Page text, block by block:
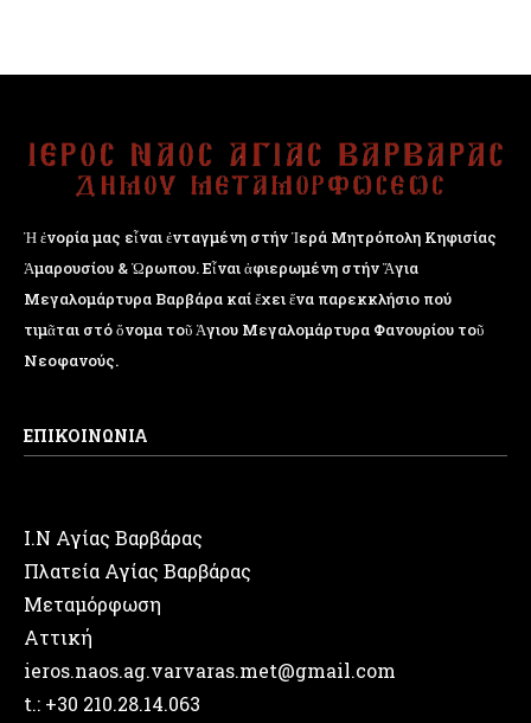
Ἡ ἐνορία μας εἶναι ἐνταγμένη στήν Ἱερά Μητρόπολη Κηφισίας
Ἁμαρουσίου & Ὠρωπου. Εἶναι ἀφιερωμένη στήν Ἅγια
Μεγαλομάρτυρα Βαρβάρα καί ἔχει ἕνα παρεκκλήσιο πού
τιμᾶται στό ὄνομα τοῦ Ἁγιου Μεγαλομάρτυρα Φανουρίου τοῦ
Νεοφανούς.
ΕΠΙΚΟΙΝΩΝΙΑ
Ι.Ν Αγίας Βαρβάρας
Πλατεία Αγίας Βαρβάρας
Μεταμόρφωση
Αττική
ieros.naos.ag.varvaras.met@gmail.com
t.: +30 210.28.14.063